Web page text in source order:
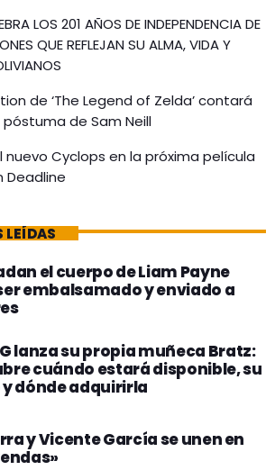
LOS 201 AÑOS DE INDEPENDENCIA DE
QUE REFLEJAN SU ALMA, VIDA Y
de ‘The Legend of Zelda’ contará
de Sam Neill
nuevo Cyclops en la próxima película
Deadline
LEÍDAS
el cuerpo de Liam Payne
embalsamado y enviado a
lanza su propia muñeca Bratz:
cuándo estará disponible, su
dónde adquirirla
y Vicente García se unen en